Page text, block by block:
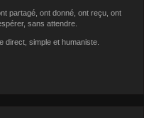
partagé, ont donné, ont reçu, ont
sans attendre.
direct, simple et humaniste.